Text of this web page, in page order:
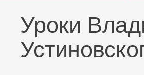
Уроки